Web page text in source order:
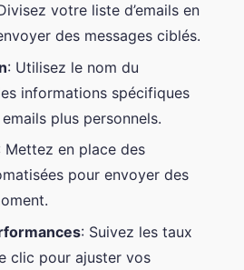
votre liste d’emails en
des messages ciblés.
: Utilisez le nom du
informations spécifiques
plus personnels.
Mettez en place des
pour envoyer des
: Suivez les taux
clic pour ajuster vos